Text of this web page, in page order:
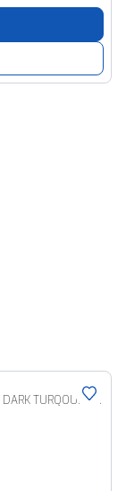
INFINITO PRO ULTEGRA Di2 P METALLIC CELESTE / DARK TURQOUISE - CK16 Full Glos 55cm 2026